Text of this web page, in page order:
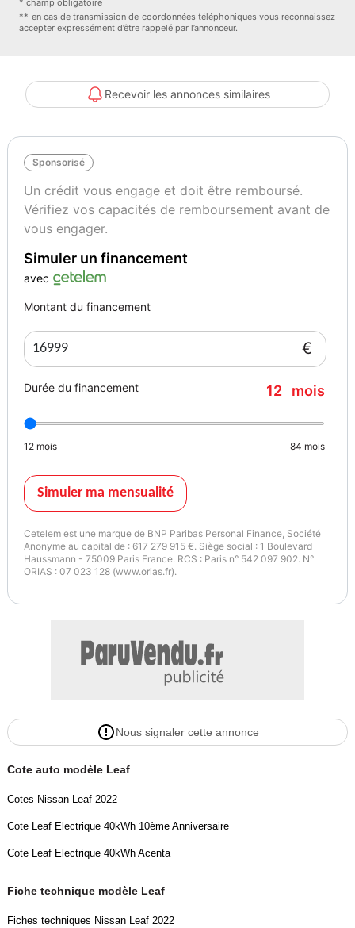
Vignette Crit’Air
Garantie mécanique
AUTO CONFIANCE OPTIMUM 12
* champ obligatoire
** en cas de transmission de coordonnées téléphoniques vous reconnaissez
accepter expressément d’être rappelé par l’annonceur.
Recevoir les annonces similaires
Sponsorisé
Un crédit vous engage et doit être remboursé.
Vérifiez vos capacités de remboursement avant de
vous engager.
Simuler un financement
avec
Montant du financement
€
Durée du financement 12 mois
12 mois 84 mois
Simuler ma mensualité
Cetelem est une marque de BNP Paribas Personal Finance, Société
Anonyme au capital de : 617 279 915 €. Siège social : 1 Boulevard
Haussmann - 75009 Paris France. RCS : Paris n° 542 097 902. N°
ORIAS : 07 023 128 (www.orias.fr).
Nous signaler cette annonce
Cote auto modèle Leaf
Cotes Nissan Leaf 2022
Cote Leaf Electrique 40kWh 10ème Anniversaire
Cote Leaf Electrique 40kWh Acenta
Fiche technique modèle Leaf
Fiches techniques Nissan Leaf 2022